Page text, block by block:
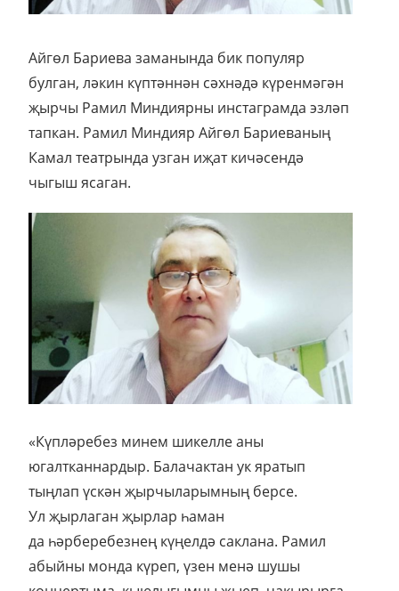
Айгөл Бариева заманында бик популяр
булган, ләкин күптәннән сәхнәдә күренмәгән
җырчы Рамил Миндиярны инстаграмда эзләп
тапкан. Рамил Миндияр Айгөл Бариеваның
Камал театрында узган иҗат кичәсендә
чыгыш ясаган.
«Күпләребез минем шикелле аны
югалтканнардыр. Балачактан ук яратып
тыңлап үскән җырчыларымның берсе.
Ул җырлаган җырлар һаман
да һәрберебезнең күңелдә саклана. Рамил
абыйны монда күреп, үзен менә шушы